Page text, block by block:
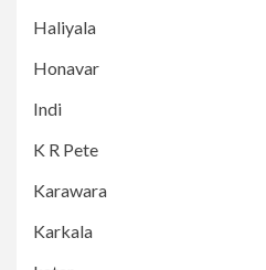
Haliyala
Honavar
Indi
K R Pete
Karawara
Karkala